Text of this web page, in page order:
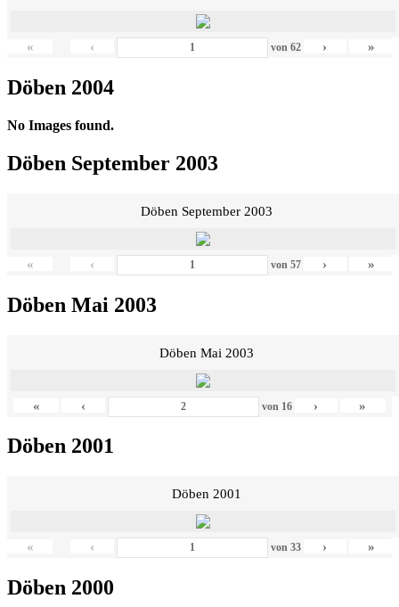
« ‹ von 62 › »
Döben 2004
No Images found.
Döben September 2003
Döben September 2003
« ‹ von 57 › »
Döben Mai 2003
Döben Mai 2003
« ‹ von 16 › »
Döben 2001
Döben 2001
« ‹ von 33 › »
Döben 2000